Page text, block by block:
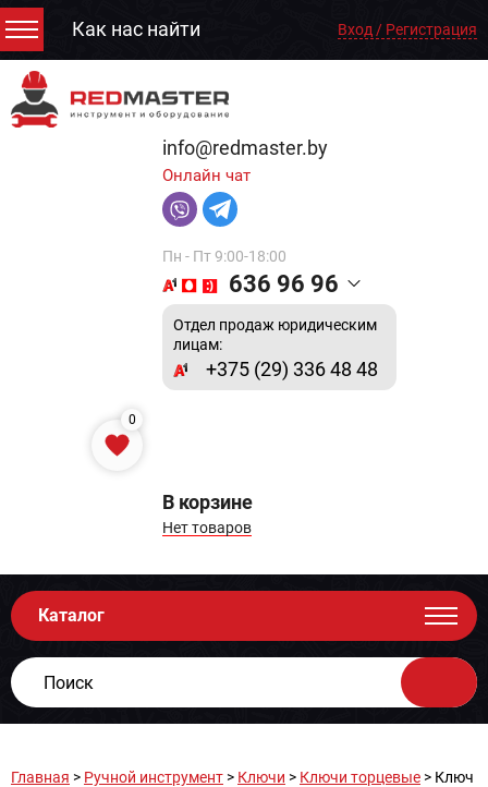
Как нас найти Вход / Регистрация
info@redmaster.by
Онлайн чат
Пн - Пт 9:00-18:00
636 96 96
Отдел продаж юридическим
лицам:
+375 (29) 336 48 48
0
В корзине
Нет товаров
Каталог
Главная > Ручной инструмент > Ключи > Ключи торцевые > Ключ